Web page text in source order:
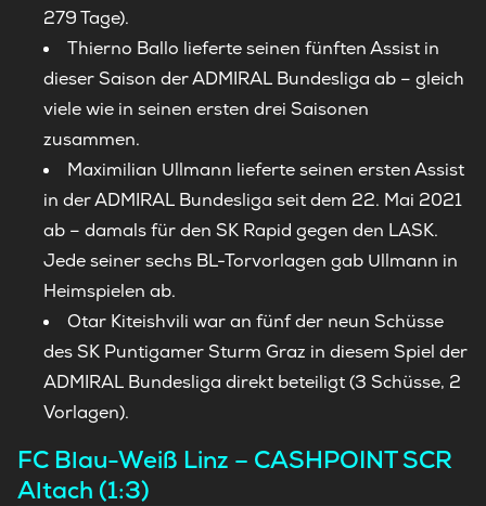
279 Tage).
Thierno Ballo lieferte seinen fünften Assist in
dieser Saison der ADMIRAL Bundesliga ab – gleich
viele wie in seinen ersten drei Saisonen
zusammen.
Maximilian Ullmann lieferte seinen ersten Assist
in der ADMIRAL Bundesliga seit dem 22. Mai 2021
ab – damals für den SK Rapid gegen den LASK.
Jede seiner sechs BL-Torvorlagen gab Ullmann in
Heimspielen ab.
Otar Kiteishvili war an fünf der neun Schüsse
des SK Puntigamer Sturm Graz in diesem Spiel der
ADMIRAL Bundesliga direkt beteiligt (3 Schüsse, 2
Vorlagen).
FC Blau-Weiß Linz – CASHPOINT SCR
Altach (1:3)